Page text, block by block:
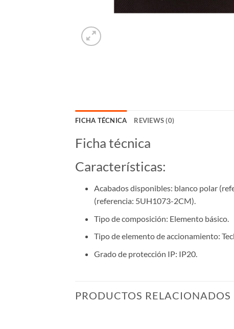
FICHA TÉCNICA REVIEWS (0)
Ficha técnica
Características:
Acabados disponibles: blanco polar
(referencia: 5UH1073-2CM).
Tipo de composición: Elemento básico.
Tipo de elemento de accionamiento:
Grado de protección IP: IP20.
PRODUCTOS RELACIONADOS